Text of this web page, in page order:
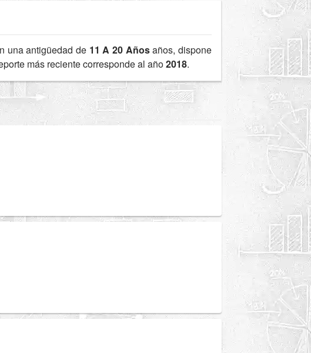
una antigüedad de 11 A 20 Añosaños, dispone
más reciente corresponde al año2018.